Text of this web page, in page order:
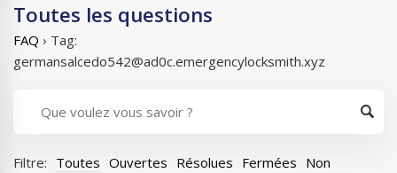
Toutes les questions
FAQ › Tag:
germansalcedo542@ad0c.emergencylocksmith.xyz
Filtre: Toutes Ouvertes Résolues Fermées Non